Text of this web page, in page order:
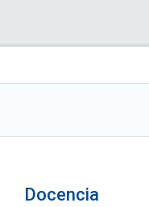
Docencia